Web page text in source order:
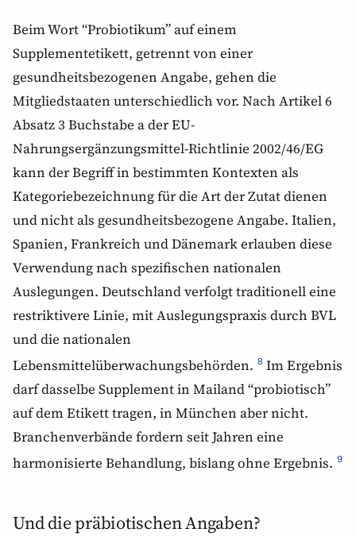
Beim Wort “Probiotikum” auf einem
Supplementetikett, getrennt von einer
gesundheitsbezogenen Angabe, gehen die
Mitgliedstaaten unterschiedlich vor. Nach Artikel 6
Absatz 3 Buchstabe a der EU-
Nahrungsergänzungsmittel-Richtlinie 2002/46/EG
kann der Begriff in bestimmten Kontexten als
Kategoriebezeichnung für die Art der Zutat dienen
und nicht als gesundheitsbezogene Angabe. Italien,
Spanien, Frankreich und Dänemark erlauben diese
Verwendung nach spezifischen nationalen
Auslegungen. Deutschland verfolgt traditionell eine
restriktivere Linie, mit Auslegungspraxis durch BVL
und die nationalen
Lebensmittelüberwachungsbehörden. 8 Im Ergebnis
darf dasselbe Supplement in Mailand “probiotisch”
auf dem Etikett tragen, in München aber nicht.
Branchenverbände fordern seit Jahren eine
harmonisierte Behandlung, bislang ohne Ergebnis. 9
Und die präbiotischen Angaben?